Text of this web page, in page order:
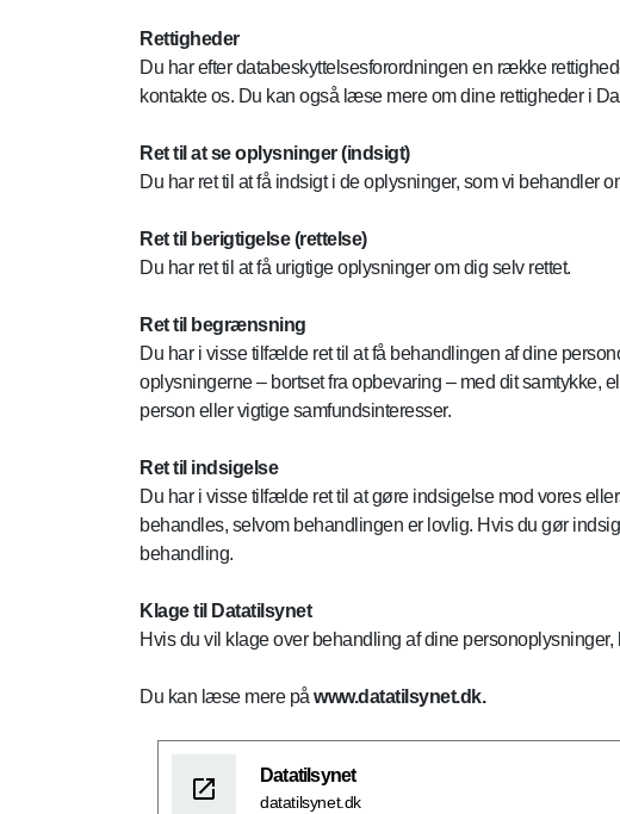
Rettigheder
Du har efter databeskyttelsesforordningen en række
kontakte os. Du kan også læse mere om dine rettigheder i
Ret til at se oplysninger (indsigt)
Du har ret til at få indsigt i de oplysninger, som vi behandler
Ret til berigtigelse (rettelse)
Du har ret til at få urigtige oplysninger om dig selv rettet.
Ret til begrænsning
Du har i visse tilfælde ret til at få behandlingen af dine
oplysningerne – bortset fra opbevaring – med dit samtykke,
person eller vigtige samfundsinteresser.
Ret til indsigelse
Du har i visse tilfælde ret til at gøre indsigelse mod vores
behandles, selvom behandlingen er lovlig. Hvis du gør
behandling.
Klage til Datatilsynet
Hvis du vil klage over behandling af dine
Du kan læse mere på www.datatilsynet.dk.
Datatilsynet
datatilsynet.dk